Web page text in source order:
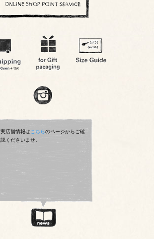
実店舗情報はこちらのページからご確
認くださいませ。